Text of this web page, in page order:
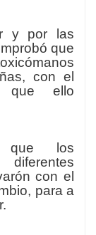
y por las
que
con el
que ello
que los
con el
para a